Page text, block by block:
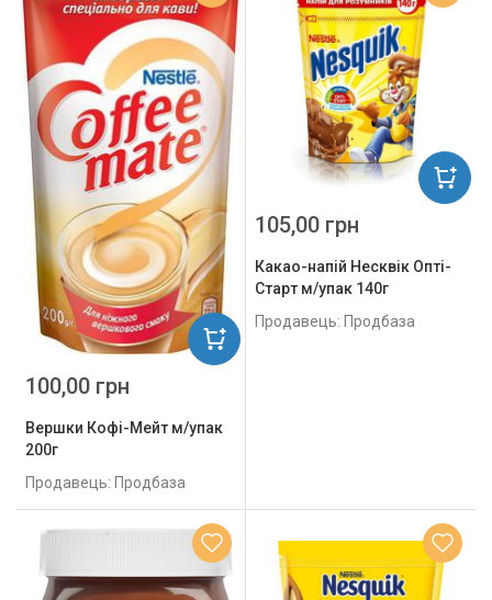
Вершки Кофі-Мейт м/упак
200г
Продавець: Продбаза
100,00 грн
Какао-напій Несквік Опті-
Cтарт м/упак 140г
Продавець: Продбаза
105,00 грн